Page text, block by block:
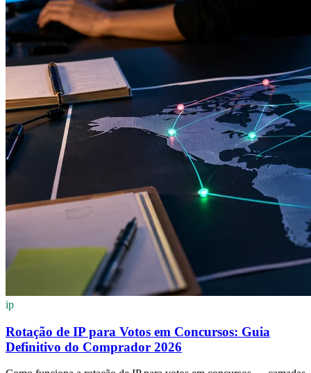
ip
Rotação de IP para Votos em Concursos: Guia
Definitivo do Comprador 2026